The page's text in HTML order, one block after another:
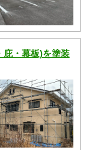
庇・幕板)を塗装